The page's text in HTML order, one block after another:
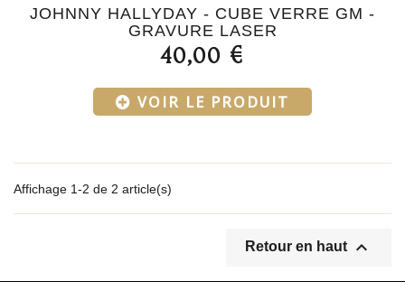
JOHNNY HALLYDAY - CUBE VERRE GM -
GRAVURE LASER
40,00 €
VOIR LE PRODUIT
Affichage 1-2 de 2 article(s)
Retour en haut 
Menu